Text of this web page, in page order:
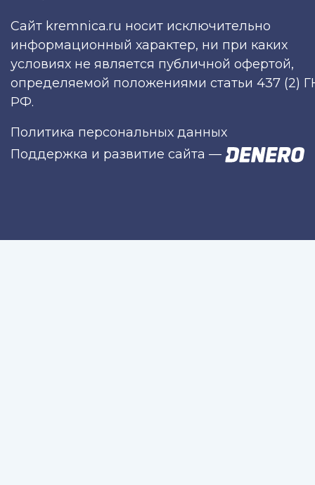
Сайт kremnica.ru носит исключительно
информационный характер, ни при каких
условиях не является публичной офертой,
определяемой положениями статьи 437 (2)
РФ.
Политика персональных данных
Поддержка и развитие сайта —